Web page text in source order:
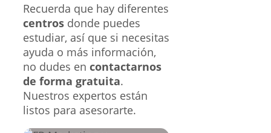
Recuerda que hay diferentes
centros donde puedes
estudiar, así que si necesitas
ayuda o más información,
no dudes en contactarnos
de forma gratuita.
Nuestros expertos están
listos para asesorarte.